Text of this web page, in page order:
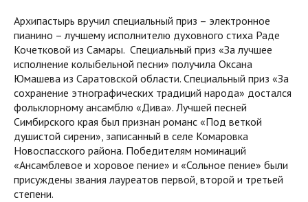
Архипастырь вручил специальный приз – электронное
пианино – лучшему исполнителю духовного стиха Раде
Кочетковой из Самары. Специальный приз «За лучшее
исполнение колыбельной песни» получила Оксана
Юмашева из Саратовской области. Специальный приз «За
сохранение этнографических традиций народа» достался
фольклорному ансамблю «Дива». Лучшей песней
Симбирского края был признан романс «Под веткой
душистой сирени», записанный в селе Комаровка
Новоспасского района. Победителям номинаций
«Ансамблевое и хоровое пение» и «Сольное пение» были
присуждены звания лауреатов первой, второй и третьей
степени.